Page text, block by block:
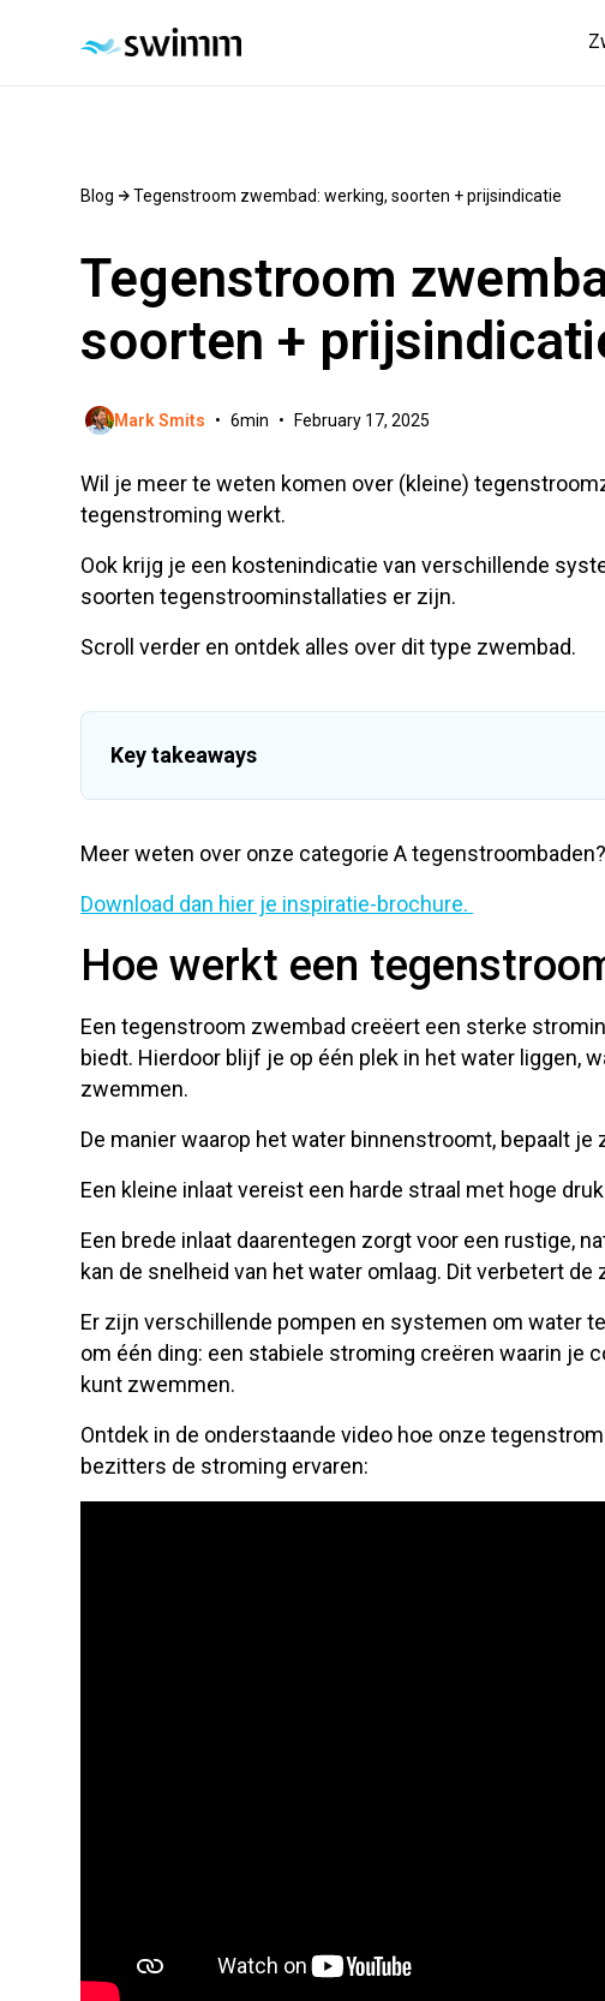
Blog Tegenstroom zwembad: werking, soorten + prijsindicatie
Tegenstroom
soorten +
Mark Smits • 6min • February 17, 2025
Wil je meer te weten komen over (kleine)
tegenstroming werkt.
Ook krijg je een kostenindicatie van verschillende
soorten tegenstroominstallaties er zijn.
Scroll verder en ontdek alles over dit type zwembad.
Key takeaways
De kwaliteit van de stroming bepaalt de kwaliteit van je
Een tegenstroom zwembad kost tussen de 25.000 en
Test altijd eerst het zwembadvoordat je tot aankoop
Meer weten over onze categorie A tegenstroombaden?
Download dan hier je inspiratie-brochure.
Hoe werkt een
Een tegenstroom zwembad creëert een sterke
biedt. Hierdoor blijf je op één plek in het water liggen,
zwemmen.
De manier waarop het water binnenstroomt, bepaalt je
Een kleine inlaat vereist een harde straal met hoge
Een brede inlaat daarentegen zorgt voor een rustige,
kan de snelheid van het water omlaag. Dit verbetert
Er zijn verschillende pompen en systemen om water
om één ding: een stabiele stroming creëren waarin je
kunt zwemmen.
Ontdek in de onderstaande video hoe onze
bezitters de stroming ervaren: